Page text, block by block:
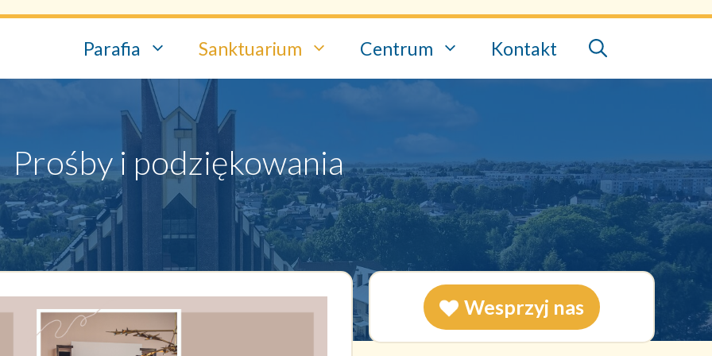
Parafia Sanktuarium Centrum Kontakt
Prośby i podziękowania
Wesprzyj nas